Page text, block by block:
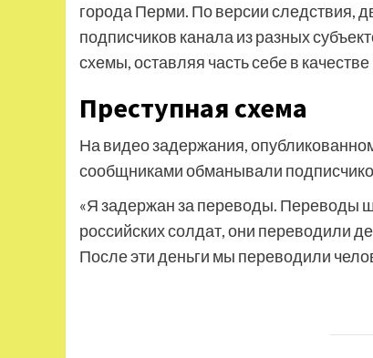
города Перми. По версии следствия,
подписчиков канала из разных
схемы, оставляя часть себе в
Преступная схема
На видео задержания,
сообщниками обманывали
«Я задержан за переводы. Переводы
российских солдат, они переводили
После эти деньги мы переводили